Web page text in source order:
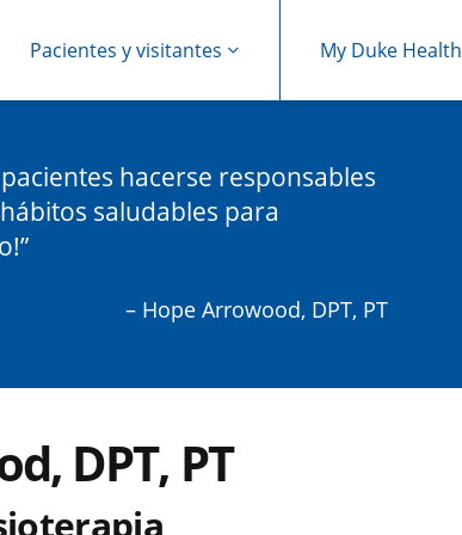
Pacientes y visitantes My Duke Health
hacerse responsables
saludables para
– Hope Arrowood, DPT, PT
DPT, PT